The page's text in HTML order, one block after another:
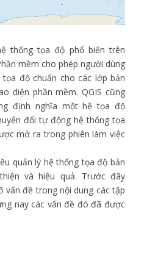
thống tọa độ phổ biến trên
mềm cho phép người dùng
độ chuẩn cho các lớp bản
diện phần mềm. QGIS cũng
định nghĩa một hệ tọa độ
đổi tự động hệ thống tọa
mở ra trong phiên làm việc
quản lý hệ thống tọa độ bản
và hiệu quả. Trước đây
vấn đề trong nội dung các tập
nay các vấn đề đó đã được